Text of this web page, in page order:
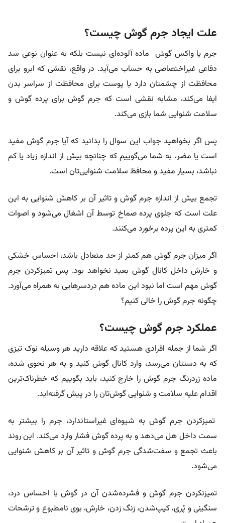
علت ایجاد جرم گوش چیست؟
جرم یا واکس گوش ماده آلوده‌ای نیست بلکه به عنوان نوعی سد
دفاعی غیراختصاصی به حساب می‌آید. در واقع، نقشی که ابرو برای
محافظت از چشمتان دارد یا پوست برای محافظت از سراسر بدن
ایفا می‌کند، مشابه نقشی است که جرم گوش برای پرده گوش و
سلامت شنوایی شما بازی می‌کند.
پس اگر بخواهید جواب این سوال را بدانید که آیا جرم گوش مفید
است یا مضر، به شما می‌گوییم که چنانچه بیش از اندازه زیاد یا کم
نباشد، بسیار مفید و محافظ سلامت شنوایی‌تان است.
تجمع بیش از اندازه جرم گوش و تاثیر آن بر کاهش شنوایی به این
علت است که جلوی پرده صماخ توسط آن اشغال می‌شود و اصوات
کمتری به این پرده برخورد می‌کنند.
اگر میزان جرم گوش هم کمتر از حد متعادل باشد، احساس خشکی
و خارش داخل کانال گوش بعید نخواهد بود. پس تمیزکردن جرم
گوش مهم است اما نبود این ماده هم دردسرهایی به همراه می‌آورد.
چگونه جرم گوش را خالی کنیم؟
عملکرد جرم گوش چیست؟
اگر شما از جمله افرادی هستید که علاقه دارید هر وسیله نوک تیزی
که به دستتان می‌رسد، وارد کانال گوش کنید و به هر نحوی شده،
ماده زردرنگ جرم گوش را خارج کنید، باید بگوییم که خطرناک‌ترین
اقدام علیه سلامت و شنوایی گوش‌تان را در پیش گرفته‌اید.
تمیزکردن جرم گوش به شیوه‌ای غیراستاندارد، جرم را بیشتر به
سمت داخل هل می‌دهد و به پرده گوش فشار وارد می‌کند. این روند
باعث تجمع و سفت‌شدگی جرم گوش و تاثیر آن بر کاهش شنوایی
می‌شود.
تمیزنکردن جرم گوش و فشرده‌شدن آن در گوش با احساس درد،
سنگینی و پُری، کیپ‌شدن، زنگ زدن، خارش، بوی نامطبوع و ترشحات